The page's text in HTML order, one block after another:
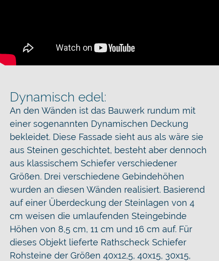
Dynamisch edel:
An den Wänden ist das Bauwerk rundum mit
einer sogenannten Dynamischen Deckung
bekleidet. Diese Fassade sieht aus als wäre sie
aus Steinen geschichtet, besteht aber dennoch
aus klassischem Schiefer verschiedener
Größen. Drei verschiedene Gebindehöhen
wurden an diesen Wänden realisiert. Basierend
auf einer Überdeckung der Steinlagen von 4
cm weisen die umlaufenden Steingebinde
Höhen von 8,5 cm, 11 cm und 16 cm auf. Für
dieses Objekt lieferte Rathscheck Schiefer
Rohsteine der Größen 40x12,5, 40x15, 30x15,